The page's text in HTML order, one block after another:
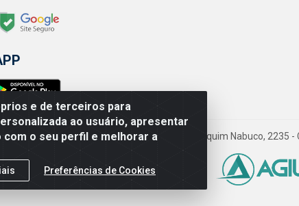
e de terceiros para
ao usuário, apresentar
o seu perfil e melhorar a
Preferências de Cookies
SOLUÇÕES EM SAÚDE - Endereço Av. Joaquim Nabuco,